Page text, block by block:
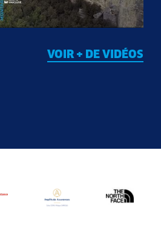
VOIR + DE VIDÉOS